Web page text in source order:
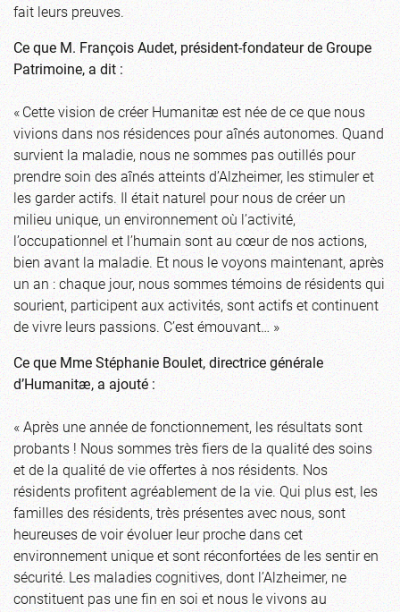
fait leurs preuves.
Ce que M. François Audet, président-fondateur de Groupe
Patrimoine, a dit :
« Cette vision de créer Humanitæ est née de ce que nous
vivions dans nos résidences pour aînés autonomes. Quand
survient la maladie, nous ne sommes pas outillés pour
prendre soin des aînés atteints d’Alzheimer, les stimuler et
les garder actifs. Il était naturel pour nous de créer un
milieu unique, un environnement où l’activité,
l’occupationnel et l’humain sont au cœur de nos actions,
bien avant la maladie. Et nous le voyons maintenant, après
un an : chaque jour, nous sommes témoins de résidents qui
sourient, participent aux activités, sont actifs et continuent
de vivre leurs passions. C’est émouvant… »
Ce que Mme Stéphanie Boulet, directrice générale
d’Humanitæ, a ajouté :
« Après une année de fonctionnement, les résultats sont
probants ! Nous sommes très fiers de la qualité des soins
et de la qualité de vie offertes à nos résidents. Nos
résidents profitent agréablement de la vie. Qui plus est, les
familles des résidents, très présentes avec nous, sont
heureuses de voir évoluer leur proche dans cet
environnement unique et sont réconfortées de les sentir en
sécurité. Les maladies cognitives, dont l’Alzheimer, ne
constituent pas une fin en soi et nous le vivons au